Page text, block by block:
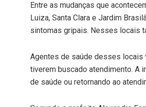
Entre as mudanças que
Luiza, Santa Clara e Jardim
sintomas gripais. Nesses locais
Agentes de saúde desses locais
tiverem buscado atendimento. A
de saúde ou retornando ao